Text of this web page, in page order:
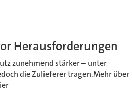
Herausforderungen
zunehmend stärker – unter
die Zulieferer tragen.Mehr über